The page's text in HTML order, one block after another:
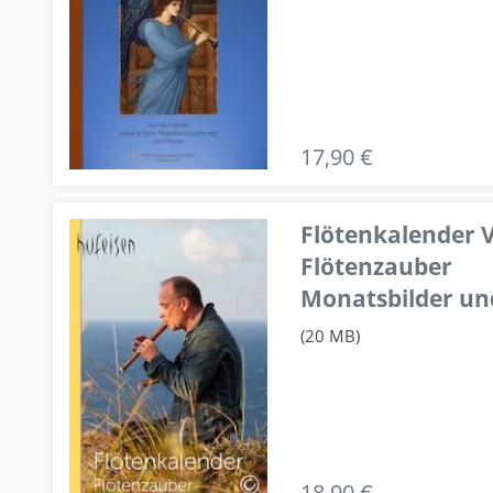
17,90 €
Flötenkalender
Flötenzauber
Monatsbilder
(20 MB)